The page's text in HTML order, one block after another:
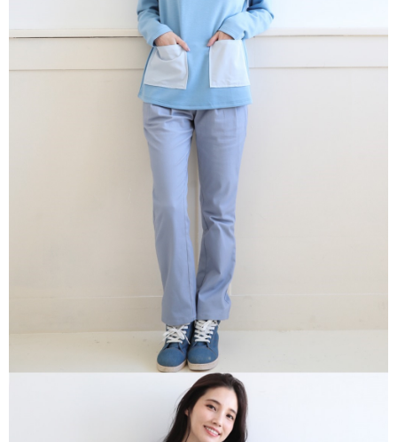
※ 請注意：結帳手續完成當下不需立刻繳費，但若您需要取消訂單，請聯絡
購買商品的店家。未經商家同意取消之訂單仍視為有效，需透過AFTEE先享
後付繳納相關費用。
※ 交易是否成功請以「AFTEE先享後付 」之結帳頁面顯示為準，若有關於
是否繳費成功／繳費後需取消欲退款等相關疑問，請聯繫「AFTEE先享後付
https://netprotections.freshdesk.com/support/home
１．透過由恩沛科技股份有限公司提供之「AFTEE先享後付」服務完成之交
易，需依本服務之必要範圍內提供個人資料，並將交易相關給付款項請求債
權轉讓予恩沛科技股份有限公司。
２．關於個人資料處理事宜，請瀏覽以下網址：
３．未成年的使用者請事先徵得法定代理人或監護人之同意方可使用
「AFTEE先享後付」，若未經同意申辦者引起之損失，本公司不負相關責
４．使用「AFTEE先享後付」時，將依據個別帳號之用戶狀況，依本公司即
時審查核予不同之上限額度；若仍有額度不足之情形，本公司將視審查結果
５．嚴禁一人註冊多個帳號或使用他人資訊註冊。若發現惡意使用之情形，
恩沛科技股份有限公司將有權停止該用戶之使用額度並採取法律行動。
每筆NT$80，滿NT$1,200(含以上)免運費